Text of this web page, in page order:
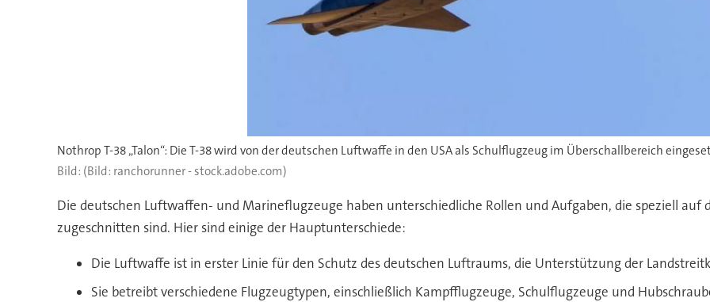
(Bild: ranchorunner - stock.adobe.com)
Die deutschen Luftwaffen- und Marineflugzeuge haben unterschiedliche Rollen und Aufgaben, die speziell auf
zugeschnitten sind. Hier sind einige der Hauptunterschiede:
Die Luftwaffe ist in erster Linie für den Schutz des deutschen Luftraums, die Unterstützung der
Sie betreibt verschiedene Flugzeugtypen, einschließlich Kampfflugzeuge, Schulflugzeuge und